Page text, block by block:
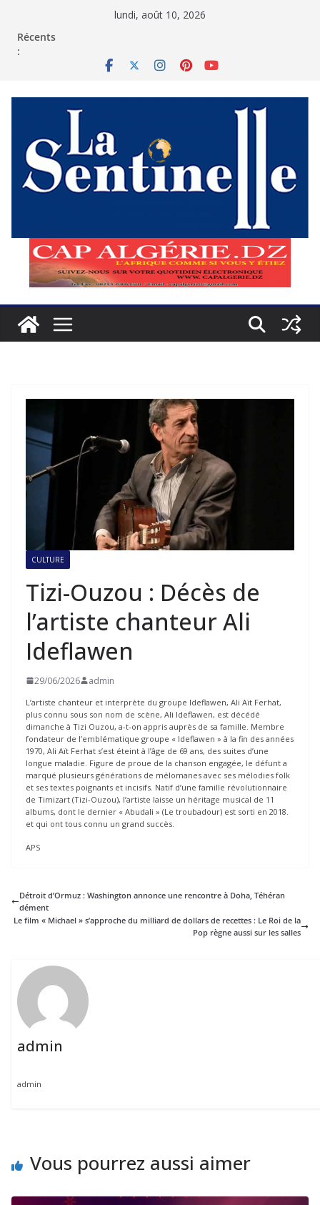
lundi, août 10, 2026
Récents
:
CULTURE
Tizi-Ouzou : Décès de
l’artiste chanteur Ali
Ideflawen
29/06/2026 admin
L’artiste chanteur et interprète du groupe Ideflawen, Ali Aït Ferhat,
plus connu sous son nom de scène, Ali Ideflawen, est décédé
dimanche à Tizi Ouzou, a-t-on appris auprès de sa famille. Membre
fondateur de l’emblématique groupe « Ideflawen » à la fin des années
1970, Ali Aït Ferhat s’est éteint à l’âge de 69 ans, des suites d’une
longue maladie. Figure de proue de la chanson engagée, le défunt a
marqué plusieurs générations de mélomanes avec ses mélodies folk
et ses textes poignants et incisifs. Natif d’une famille révolutionnaire
de Timizart (Tizi-Ouzou), l’artiste laisse un héritage musical de 11
albums, dont le dernier « Abudali » (Le troubadour) est sorti en 2018.
et qui ont tous connu un grand succès.
APS
Détroit d’Ormuz : Washington annonce une rencontre à Doha, Téhéran
dément
Le film « Michael » s’approche du milliard de dollars de recettes : Le Roi de la
Pop règne aussi sur les salles
admin
admin
Vous pourrez aussi aimer